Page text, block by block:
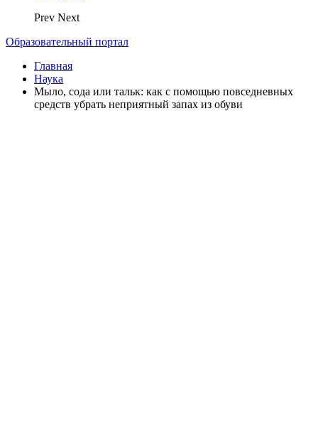
Prev Next
Образовательный портал
Главная
Наука
Мыло, сода или тальк: как с помощью повседневных
средств убрать неприятный запах из обуви